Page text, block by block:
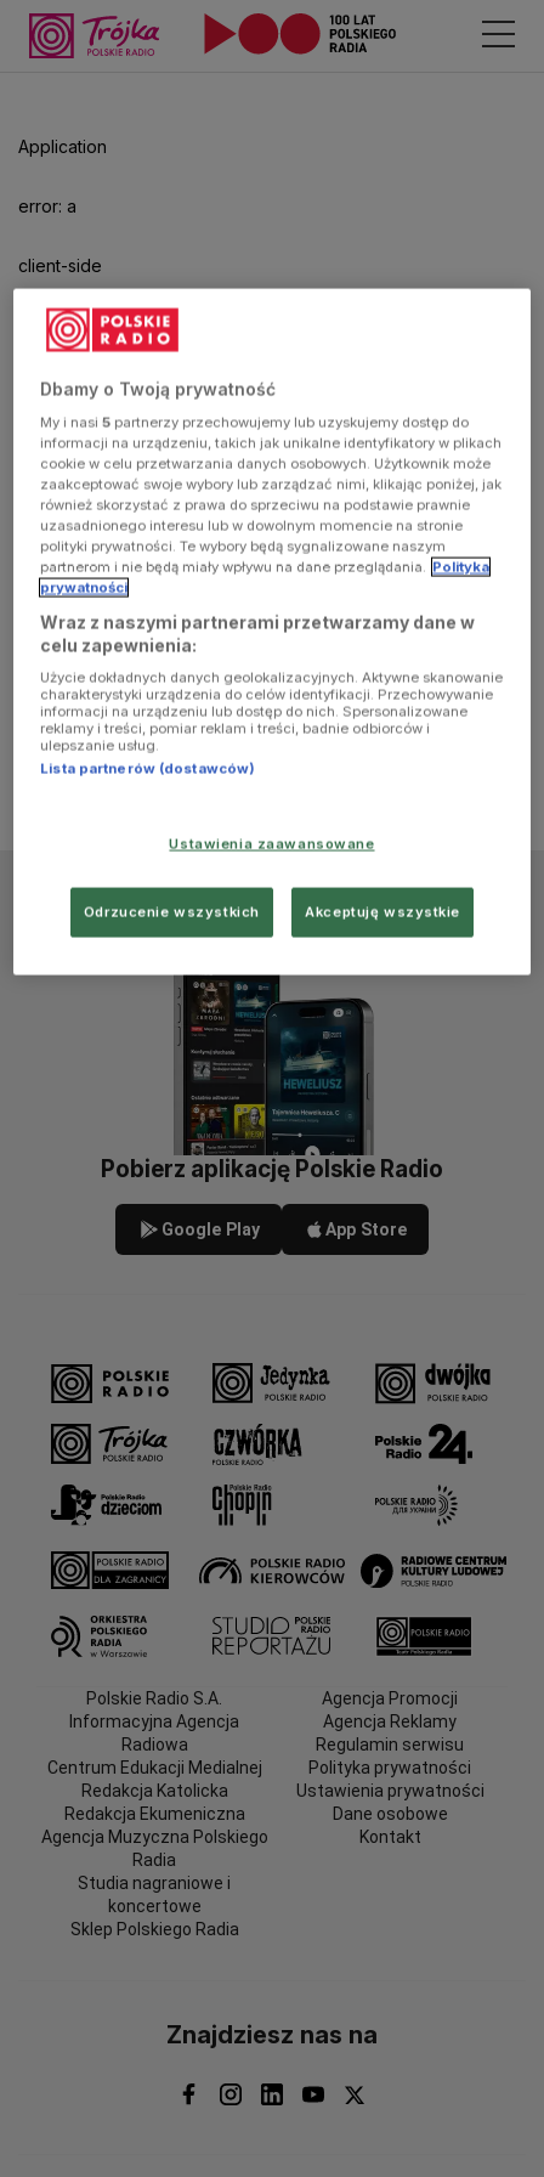
Application
error: a
client-side
exception
has
occurred
(see the
browser
console for
more
information)
aby
odtwarzać.
Pobierz aplikację Polskie Radio
Google Play App Store
Polskie Radio S.A.
Informacyjna Agencja
Radiowa
Centrum Edukacji Medialnej
Redakcja Katolicka
Redakcja Ekumeniczna
Agencja Muzyczna Polskiego
Radia
Studia nagraniowe i
koncertowe
Sklep Polskiego Radia
Agencja Promocji
Agencja Reklamy
Regulamin serwisu
Polityka prywatności
Ustawienia prywatności
Dane osobowe
Kontakt
Znajdziesz nas na
Dbamy o Twoją prywatność
My i nasi5 partnerzy przechowujemy lub uzyskujemy dostęp do
informacji na urządzeniu, takich jak unikalne identyfikatory w plikach
cookie w celu przetwarzania danych osobowych. Użytkownik może
zaakceptować swoje wybory lub zarządzać nimi, klikając poniżej, jak
również skorzystać z prawa do sprzeciwu na podstawie prawnie
uzasadnionego interesu lub w dowolnym momencie na stronie
polityki prywatności. Te wybory będą sygnalizowane naszym
partnerom i nie będą miały wpływu na dane przeglądania. Polityka
prywatności
Wraz z naszymi partnerami przetwarzamy dane w
celu zapewnienia:
Użycie dokładnych danych geolokalizacyjnych. Aktywne skanowanie
charakterystyki urządzenia do celów identyfikacji. Przechowywanie
informacji na urządzeniu lub dostęp do nich. Spersonalizowane
reklamy i treści, pomiar reklam i treści, badnie odbiorców i
ulepszanie usług.
Lista partnerów (dostawców)
Ustawienia zaawansowane
Odrzucenie wszystkich Akceptuję wszystkie